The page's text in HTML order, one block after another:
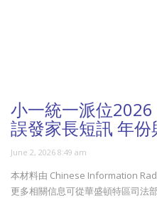
小一統一派位
誤發家長短訊 年
June 2, 2026 8:49 am
本材料由 Chinese Information
更多相關信息可從華盛頓特區司法部